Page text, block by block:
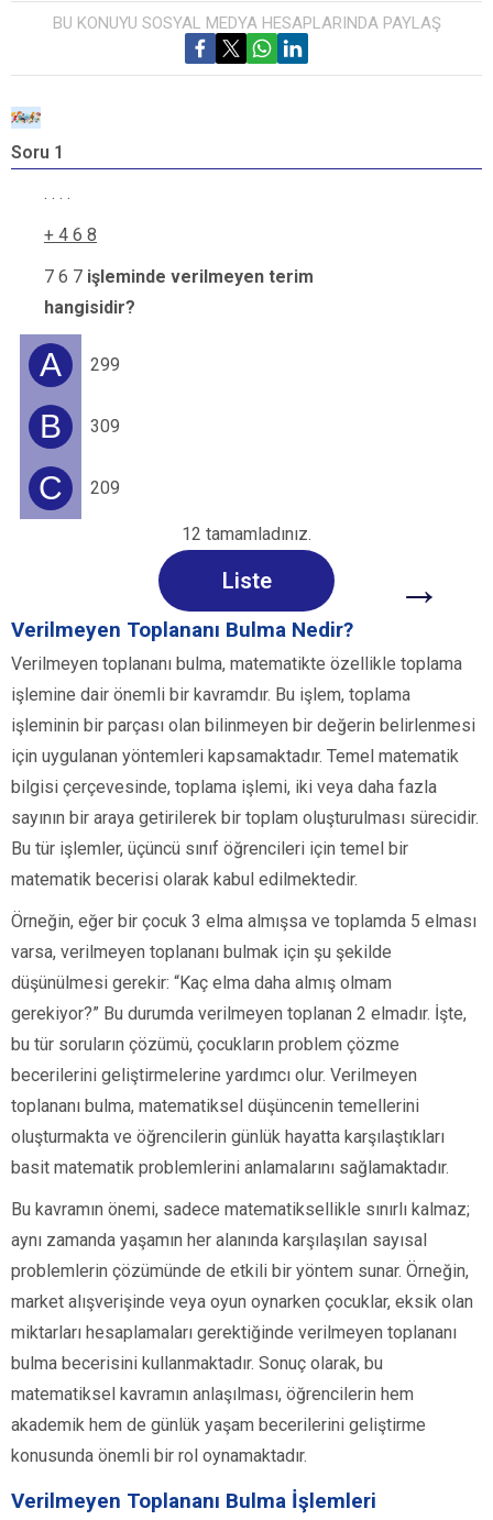
BU KONUYU SOSYAL MEDYA HESAPLARINDA PAYLAŞ
Soru 1
. . . .
+ 4 6 8
7 6 7 işleminde verilmeyen terim
hangisidir?
A 299
B 309
C 209
12 tamamladınız.
Liste →
Verilmeyen Toplananı Bulma Nedir?
Verilmeyen toplananı bulma, matematikte özellikle toplama
işlemine dair önemli bir kavramdır. Bu işlem, toplama
işleminin bir parçası olan bilinmeyen bir değerin belirlenmesi
için uygulanan yöntemleri kapsamaktadır. Temel matematik
bilgisi çerçevesinde, toplama işlemi, iki veya daha fazla
sayının bir araya getirilerek bir toplam oluşturulması sürecidir.
Bu tür işlemler, üçüncü sınıf öğrencileri için temel bir
matematik becerisi olarak kabul edilmektedir.
Örneğin, eğer bir çocuk 3 elma almışsa ve toplamda 5 elması
varsa, verilmeyen toplananı bulmak için şu şekilde
düşünülmesi gerekir: “Kaç elma daha almış olmam
gerekiyor?” Bu durumda verilmeyen toplanan 2 elmadır. İşte,
bu tür soruların çözümü, çocukların problem çözme
becerilerini geliştirmelerine yardımcı olur. Verilmeyen
toplananı bulma, matematiksel düşüncenin temellerini
oluşturmakta ve öğrencilerin günlük hayatta karşılaştıkları
basit matematik problemlerini anlamalarını sağlamaktadır.
Bu kavramın önemi, sadece matematiksellikle sınırlı kalmaz;
aynı zamanda yaşamın her alanında karşılaşılan sayısal
problemlerin çözümünde de etkili bir yöntem sunar. Örneğin,
market alışverişinde veya oyun oynarken çocuklar, eksik olan
miktarları hesaplamaları gerektiğinde verilmeyen toplananı
bulma becerisini kullanmaktadır. Sonuç olarak, bu
matematiksel kavramın anlaşılması, öğrencilerin hem
akademik hem de günlük yaşam becerilerini geliştirme
konusunda önemli bir rol oynamaktadır.
Verilmeyen Toplananı Bulma İşlemleri